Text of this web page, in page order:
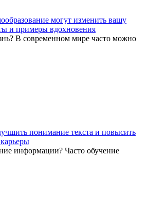
могут изменить вашу
и примеры вдохновения
В современном мире часто можно
понимание текста и повысить
информации? Часто обучение